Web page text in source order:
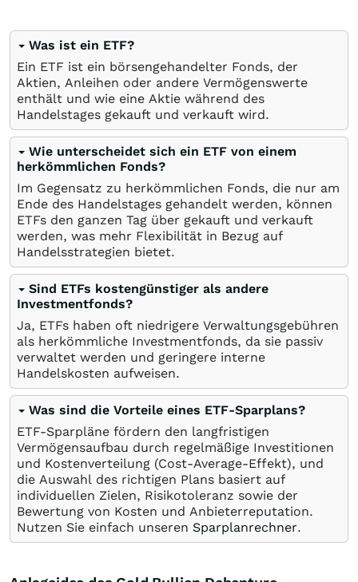
Was ist ein ETF?
Ein ETF ist ein börsengehandelter Fonds, der
Aktien, Anleihen oder andere Vermögenswerte
enthält und wie eine Aktie während des
Handelstages gekauft und verkauft wird.
Wie unterscheidet sich ein ETF von einem
herkömmlichen Fonds?
Im Gegensatz zu herkömmlichen Fonds, die nur am
Ende des Handelstages gehandelt werden, können
ETFs den ganzen Tag über gekauft und verkauft
werden, was mehr Flexibilität in Bezug auf
Handelsstrategien bietet.
Sind ETFs kostengünstiger als andere
Investmentfonds?
Ja, ETFs haben oft niedrigere Verwaltungsgebühren
als herkömmliche Investmentfonds, da sie passiv
verwaltet werden und geringere interne
Handelskosten aufweisen.
Was sind die Vorteile eines ETF-Sparplans?
ETF-Sparpläne fördern den langfristigen
Vermögensaufbau durch regelmäßige Investitionen
und Kostenverteilung (Cost-Average-Effekt), und
die Auswahl des richtigen Plans basiert auf
individuellen Zielen, Risikotoleranz sowie der
Bewertung von Kosten und Anbieterreputation.
Nutzen Sie einfach unseren Sparplanrechner.